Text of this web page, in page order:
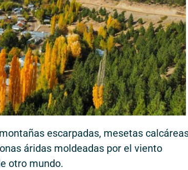
escarpadas, mesetas
áridas moldeadas por el viento
otro mundo.